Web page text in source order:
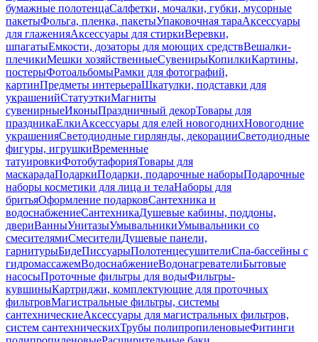
бумажные полотенцаСалфетки, мочалки, губки, мусорные
пакетыФольга, пленка, пакетыУпаковочная тараАксессуары
для глаженияАксессуары для стиркиВеревки,
шпагатыЕмкости, дозаторы для моющих средствВешалки-
плечикиМешки хозяйственныеСувенирыКопилкиКартины,
постерыФотоальбомыРамки для фотографий,
картинПредметы интерьераШкатулки, подставки для
украшенийСтатуэткиМагниты
сувенирныеИконыПраздничный декорТовары для
праздникаЕлкиАксессуары для елей новогоднихНовогодние
украшенияСветодиодные гирлянды, декорацииСветодиодные
фигуры, игрушкиВременные
татуировкиФотобутафорияТовары для
маскарадаПодаркиПодарки, подарочные наборыПодарочные
наборы косметики для лица и телаНаборы для
бритьяОформление подарковСантехника и
водоснабжениеСантехникаДушевые кабины, поддоны,
двериВанныУнитазыУмывальникиУмывальники со
смесителямиСмесителиДушевые панели,
гарнитурыБидеПиссуарыПолотенцесушителиСпа-бассейны с
гидромассажемВодоснабжениеВодонагревателиБытовые
насосыПроточные фильтры для водыФильтры-
кувшиныКартриджи, комплектующие для проточных
фильтровМагистральные фильтры, системы
сантехническиеАксессуары для магистральных фильтров,
систем сантехническихТрубы полипропиленовыеФитинги